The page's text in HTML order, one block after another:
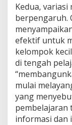
Kedua,
berpengaruh.
efektif untuk
kelompok
di tengah
mulai
yang
informasi dan